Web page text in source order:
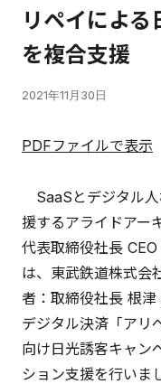
リペイによる
を複合支援
2021年11月30日
PDFファイルで表示
SaaSとデジタル人
援するアライドアー
代表取締役社長
は、東武鉄道株式会
者：取締役社長 根
デジタル決済「アリ
向け日光誘客キャン
ション支援を行いま